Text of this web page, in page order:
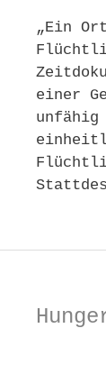
„Ein
einer
unfähig